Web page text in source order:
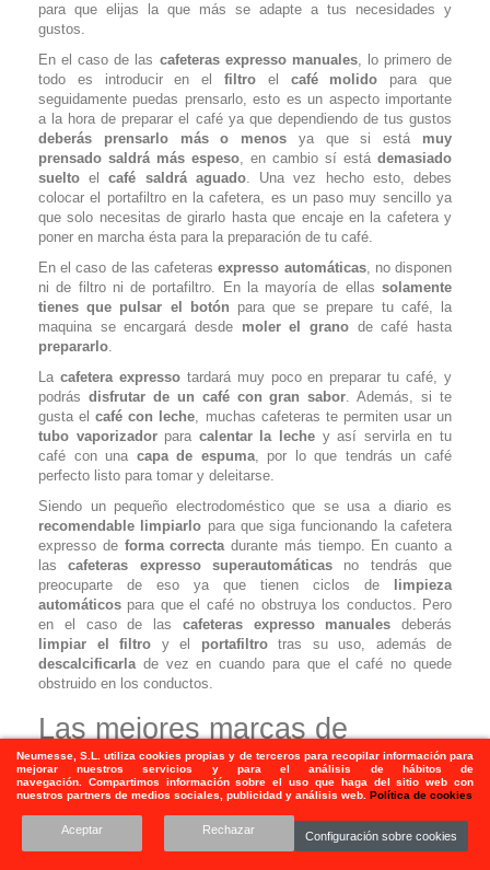
Neumesse, S.L. utiliza cookies propias y de terceros para recopilar información para
mejorar nuestros servicios y para el análisis de hábitos de
navegación. Compartimos información sobre el uso que haga del sitio web con
nuestros partners de medios sociales, publicidad y análisis web. Política de cookies
Aceptar Rechazar Configuración sobre cookies
para que elijas la que más se adapte a tus necesidades y
gustos.
En el caso de las cafeteras expresso manuales, lo primero de
todo es introducir en el filtro el café molido para que
seguidamente puedas prensarlo, esto es un aspecto importante
a la hora de preparar el café ya que dependiendo de tus gustos
deberás prensarlo más o menos ya que si está muy
prensado saldrá más espeso, en cambio sí está demasiado
suelto elcafé saldrá aguado. Una vez hecho esto, debes
colocar el portafiltro en la cafetera, es un paso muy sencillo ya
que solo necesitas de girarlo hasta que encaje en la cafetera y
poner en marcha ésta para la preparación de tu café.
En el caso de las cafeterasexpresso automáticas, no disponen
ni de filtro ni de portafiltro. En la mayoría de ellas solamente
tienes que pulsar el botón para que se prepare tu café, la
maquina se encargará desde moler el grano de café hasta
prepararlo.
La cafetera expressotardará muy poco en preparar tu café, y
podrás disfrutar de un café con gran sabor. Además, si te
gusta elcafé con leche, muchas cafeteras te permiten usar un
tubo vaporizadorpara calentar la leche y así servirla en tu
café con una capa de espuma, por lo que tendrás un café
perfecto listo para tomar y deleitarse.
Siendo un pequeño electrodoméstico que se usa a diario es
recomendable limpiarlo para que siga funcionando la cafetera
expresso de forma correctadurante más tiempo. En cuanto a
lascafeteras expresso superautomáticas no tendrás que
preocuparte de eso ya que tienen ciclos de
limpieza
automáticos para que el café no obstruya los conductos. Pero
en el caso de las cafeteras expresso manuales deberás
limpiar el filtro y el portafiltrotras su uso, además de
descalcificarlade vez en cuando para que el café no quede
obstruido en los conductos.
Las mejores marcas de
cafeteras expresso
Con nuestroamplio catálogo online de cafeteras expresso
podrás elegir la más adecuada a tus necesidades ya que existen
diferentes tipos y marcas. Si lo que buscas es unagran
relación calidad preciodeberás elegir una de la marca